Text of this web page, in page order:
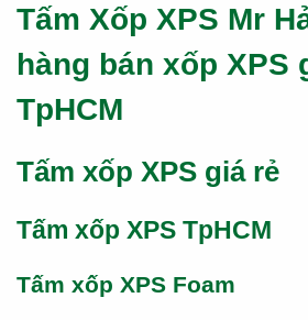
Tấm Xốp XPS Mr
hàng bán xốp XPS
TpHCM
Tấm xốp XPS giá rẻ
Tấm xốp XPS TpHCM
Tấm xốp XPS Foam